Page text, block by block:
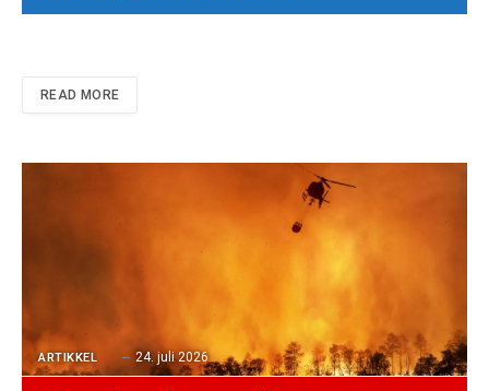
READ MORE
ARTIKKEL 24. juli 2026